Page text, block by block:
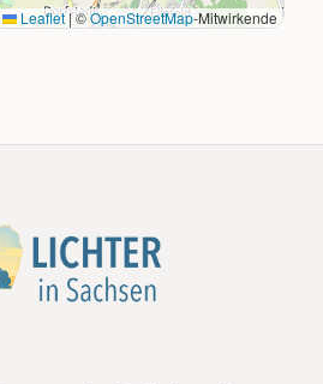
Leaflet |©OpenStreetMap-Mitwirkende